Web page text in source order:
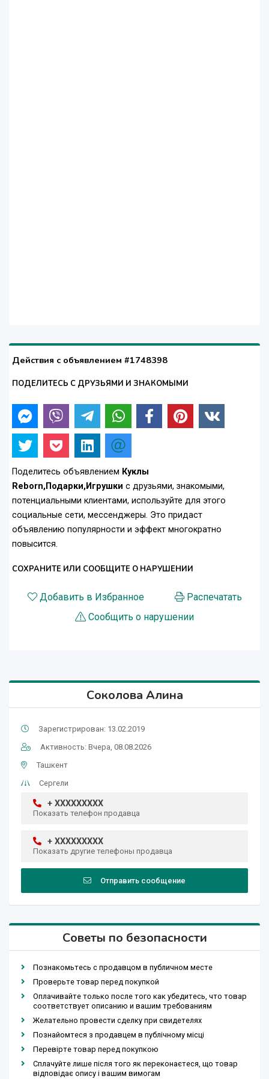
Действия с объявлением #1748398
ПОДЕЛИТЕСЬ С ДРУЗЬЯМИ И ЗНАКОМЫМИ
Поделитесь объявлением Куклы
Reborn,Подарки,Игрушки с друзьями, знакомыми,
потенциальными клиентами, используйте для этого
социальные сети, мессенджеры. Это придаст
объявлению популярности и эффект многократно
повысится.
СОХРАНИТЕ ИЛИ СООБЩИТЕ О НАРУШЕНИИ
Добавить в Избранное
Распечатать
Сообщить о нарушении
Соколова Алина
Зарегистрирован: 13.02.2019
Активность: Вчера, 08.08.2026
Ташкент
Сергели
+ XXXXXXXXX
Показать телефон продавца
+ XXXXXXXXX
Показать другие телефоны продавца
Отправить сообщение
Советы по безопасности
Познакомьтесь с продавцом в публичном месте
Проверьте товар перед покупкой
Оплачивайте только после того как убедитесь, что товар
соответствует описанию и вашим требованиям
Желательно провести сделку при свидетелях
Познайомтеся з продавцем в публічному місці
Перевірте товар перед покупкою
Сплачуйте лише після того як переконаєтеся, що товар
відповідає опису і вашим вимогам